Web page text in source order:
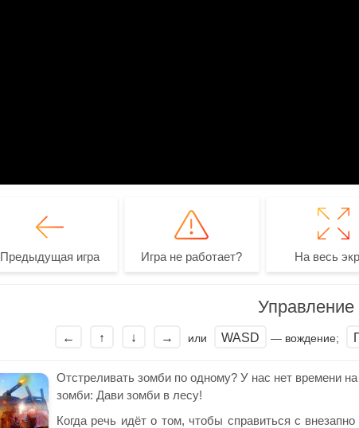
Предыдущая игра Игра не работает? На весь
Управление
← ↑ ↓ → или WASD — вождение;
Отстреливать зомби по одному? У нас нет времени
зомби: Дави зомби в лесу!
Когда речь идёт о том, чтобы справиться с